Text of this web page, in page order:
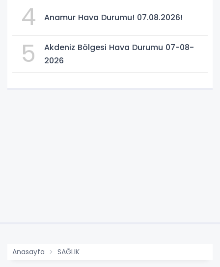
4 Anamur Hava Durumu! 07.08.2026!
5
Akdeniz Bölgesi Hava Durumu 07-08-
2026
Anasayfa SAĞLIK